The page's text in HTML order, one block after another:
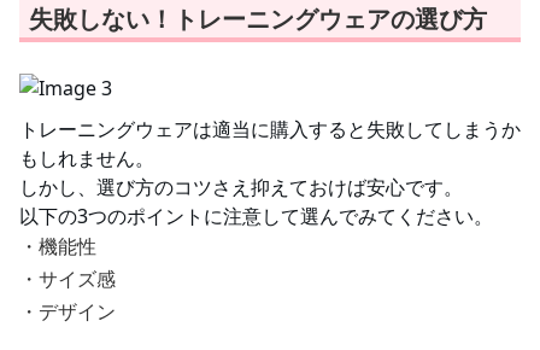
失敗しない！トレーニングウェアの選び方
トレーニングウェアは適当に購入すると失敗してしまうか
もしれません。
しかし、選び方のコツさえ抑えておけば安心です。
以下の3つのポイントに注意して選んでみてください。
・機能性
・サイズ感
・デザイン